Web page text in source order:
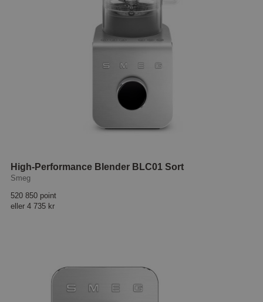
High-Performance Blender BLC01 Sort
Smeg
520 850 point
eller 4 735 kr